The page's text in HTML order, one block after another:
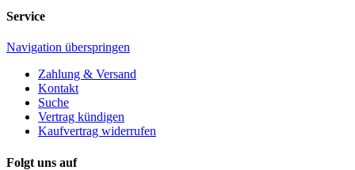
Service
Navigation überspringen
Zahlung & Versand
Kontakt
Suche
Vertrag kündigen
Kaufvertrag widerrufen
Folgt uns auf